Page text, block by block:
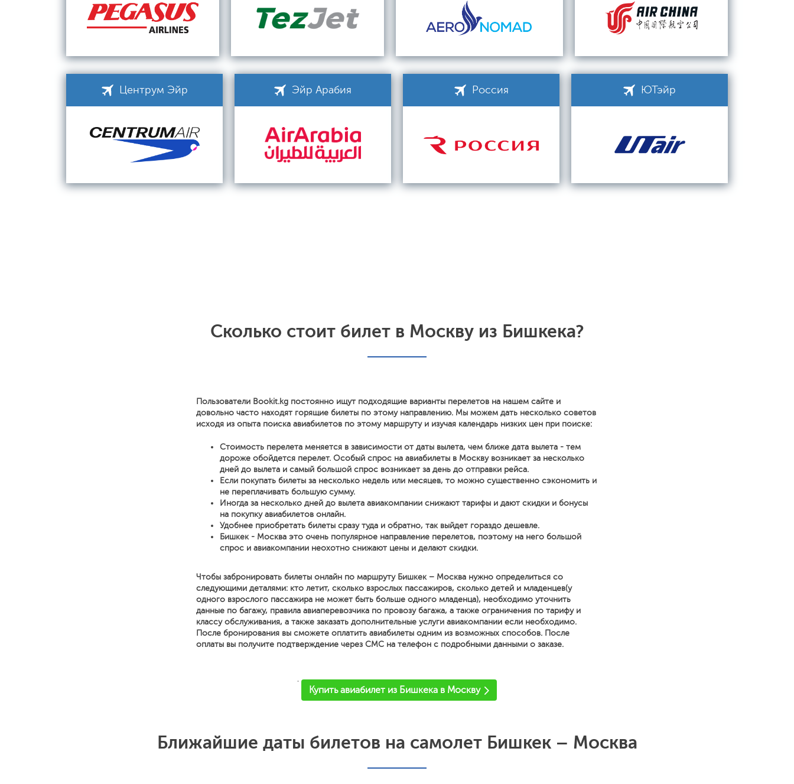
Центрум Эйр Эйр Арабия Россия ЮТэйр
Сколько стоит билет в Москву из Бишкека?
Пользователи Bookit.kg постоянно ищут подходящие варианты перелетов на нашем сайте и
довольно часто находят горящие билеты по этому направлению. Мы можем дать несколько советов
исходя из опыта поиска авиабилетов по этому маршруту и изучая календарь низких цен при поиске:
Стоимость перелета меняется в зависимости от даты вылета, чем ближе дата вылета - тем
дороже обойдется перелет. Особый спрос на авиабилеты в Москву возникает за несколько
дней до вылета и самый большой спрос возникает за день до отправки рейса.
Если покупать билеты за несколько недель или месяцев, то можно существенно сэкономить и
не переплачивать большую сумму.
Иногда за несколько дней до вылета авиакомпании снижают тарифы и дают скидки и бонусы
на покупку авиабилетов онлайн.
Удобнее приобретать билеты сразу туда и обратно, так выйдет гораздо дешевле.
Бишкек - Москва это очень популярное направление перелетов, поэтому на него большой
спрос и авиакомпании неохотно снижают цены и делают скидки.
Чтобы забронировать билеты онлайн по маршруту Бишкек – Москва нужно определиться со
следующими деталями: кто летит, сколько взрослых пассажиров, сколько детей и младенцев(у
одного взрослого пассажира не может быть больше одного младенца), необходимо уточнить
данные по багажу, правила авиаперевозчика по провозу багажа, а также ограничения по тарифу и
классу обслуживания, а также заказать дополнительные услуги авиакомпании если необходимо.
После бронирования вы сможете оплатить авиабилеты одним из возможных способов. После
оплаты вы получите подтверждение через СМС на телефон с подробными данными о заказе.
'
Купить авиабилет из Бишкека в Москву
Ближайшие даты билетов на самолет Бишкек – Москва